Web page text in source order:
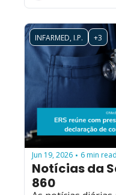
INFARMED, I.P. +3
Jun 19, 2026 • 6 min read
Notícias da
860